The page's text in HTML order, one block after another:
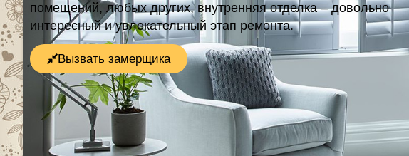
помещений, любых других, внутренняя отделка – довольно
интересный и увлекательный этап ремонта.
Вызвать замерщика